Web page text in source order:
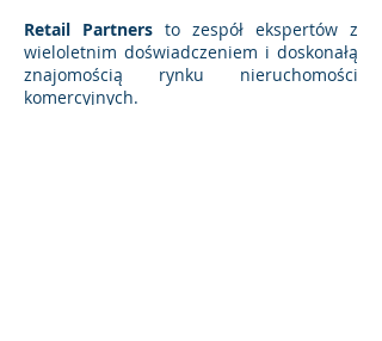
Retail Partners to zespół ekspertów z
wieloletnim doświadczeniem i doskonałą
znajomością rynku nieruchomości
komercyjnych.